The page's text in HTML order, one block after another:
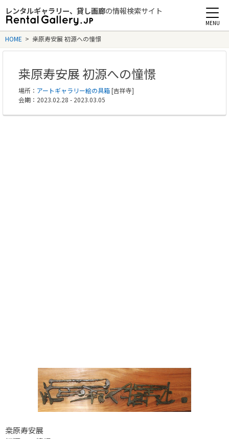
レンタルギャラリー、貸し画廊の情報検索サイト
Rental Gallery jp
HOME > 桒原寿安展 初源への憧憬
桒原寿安展 初源への憧憬
場所： アートギャラリー絵の具箱[吉祥寺]
会期：2023.02.28 - 2023.03.05
桒原寿安展